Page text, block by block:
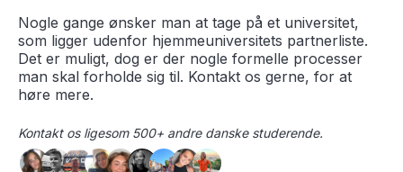
Nogle gange ønsker man at tage på et universitet,
som ligger udenfor hjemmeuniversitets partnerliste.
Det er muligt, dog er der nogle formelle processer
man skal forholde sig til. Kontakt os gerne, for at
høre mere.
Kontakt os ligesom 500+ andre danske studerende.